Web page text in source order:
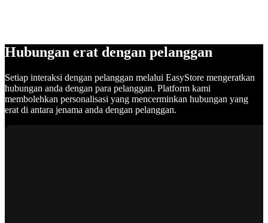
Hubungan erat dengan pelanggan
Setiap interaksi dengan pelanggan melalui EasyStore mengeratkan
hubungan anda dengan para pelanggan. Platform kami
membolehkan personalisasi yang mencerminkan hubungan yang
erat di antara jenama anda dengan pelanggan.